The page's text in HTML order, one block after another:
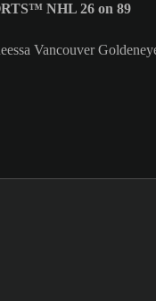
NHL 26 on 89
Vancouver